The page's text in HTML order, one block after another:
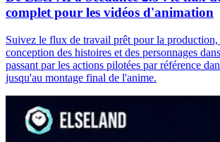
complet pour les vidéos d'animation
Suivez le flux de travail prêt pour la production,
conception des histoires et des personnages
passant par les actions pilotées par référence
jusqu'au montage final de l'anime.